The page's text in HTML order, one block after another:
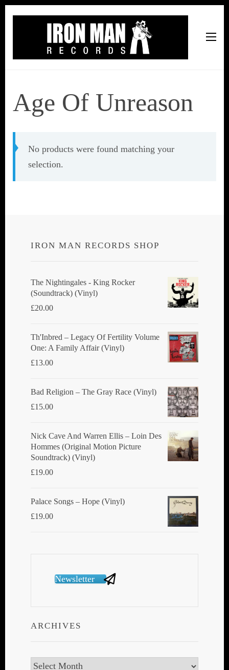
Age Of Unreason
No products were found matching your
selection.
IRON MAN RECORDS SHOP
The Nightingales - King Rocker
(Soundtrack) (Vinyl)
£20.00
Th'Inbred ‎– Legacy Of Fertility Volume
One: A Family Affair (Vinyl)
£13.00
Bad Religion ‎– The Gray Race (Vinyl)
£15.00
Nick Cave And Warren Ellis ‎– Loin Des
Hommes (Original Motion Picture
Soundtrack) (Vinyl)
£19.00
Palace Songs ‎– Hope (Vinyl)
£19.00
Newsletter
ARCHIVES
Archives